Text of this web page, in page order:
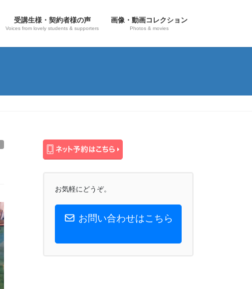
受講生様・契約者様の声
Voices from lovely students & supporters
画像・動画コレクション
Photos & movies
お気軽にどうぞ。
お問い合わせはこちら